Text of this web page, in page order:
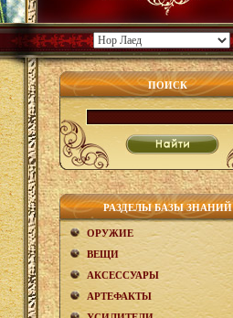
ПОИСК
РАЗДЕЛЫ БАЗЫ ЗНАНИЙ
ОРУЖИЕ
ВЕЩИ
АКCЕСCУАРЫ
АРТЕФАКТЫ